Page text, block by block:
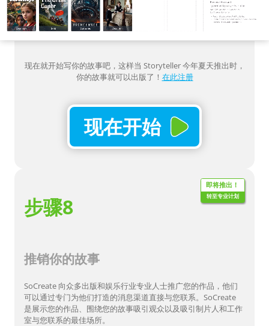
现在就开始写你的故事吧，这样当 Storyteller 今年夏天推出时，
你的故事就可以出版了！ 在此注册
现在开始
步骤8
即将推出！
转至专业计划
推销你的故事
SoCreate 向众多出版和娱乐行业专业人士推广您的作品，他们
可以通过专门为他们打造的消息渠道直接与您联系。SoCreate
是展示您的作品、围绕您的故事吸引观众以及吸引制片人和工作
室与您联系的最佳场所。